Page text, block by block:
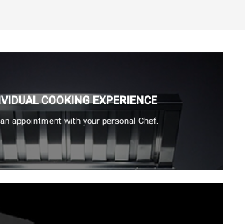
COOKING EXPERIENCE
appointment with your personal Chef.